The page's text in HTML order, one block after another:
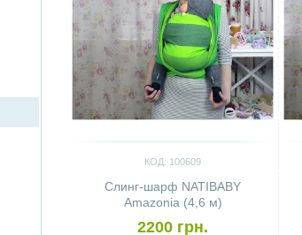
КОД: 100609
Слинг-шарф NATIBABY
Amazonia (4,6 м)
2200 грн.